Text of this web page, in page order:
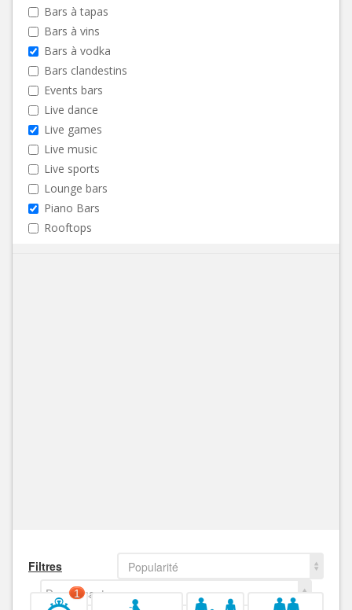
Bars à tapas
Bars à vins
Bars à vodka
Bars clandestins
Events bars
Live dance
Live games
Live music
Live sports
Lounge bars
Piano Bars
Rooftops
Filtres
Popularité
Decroissant
1